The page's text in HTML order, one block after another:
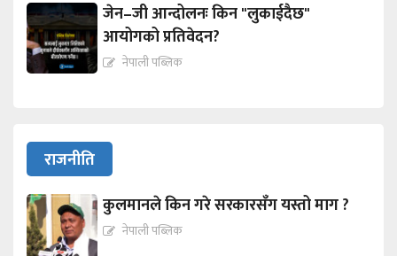
जेन–जी आन्दोलनः किन "लुकाईदैछ"
आयोगको प्रतिवेदन?
नेपाली पब्लिक
राजनीति
कुलमानले किन गरे सरकारसँग यस्तो माग ?
नेपाली पब्लिक